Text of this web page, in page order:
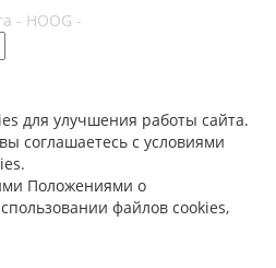
- HOOG -
для улучшения работы сайта.
соглашаетесь с условиями
.
Положениями о
файлов cookies,